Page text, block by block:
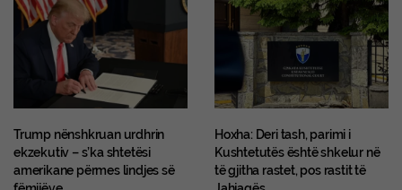
Trump nënshkruan urdhrin
ekzekutiv – s’ka shtetësi
amerikane përmes lindjes së
Hoxha: Deri tash, parimi i
Kushtetutës është shkelur në
të gjitha rastet, pos rastit të